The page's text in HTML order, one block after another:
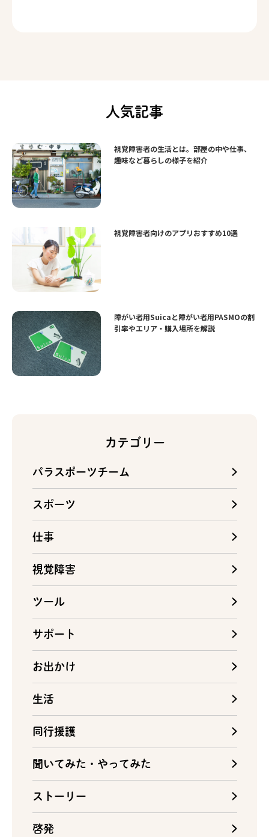
人気記事
視覚障害者の生活とは。部屋の中や仕事、
趣味など暮らしの様子を紹介
視覚障害者向けのアプリおすすめ10選
障がい者用Suicaと障がい者用PASMOの割
引率やエリア・購入場所を解説
カテゴリー
パラスポーツチーム
スポーツ
仕事
視覚障害
ツール
サポート
お出かけ
生活
同行援護
聞いてみた・やってみた
ストーリー
啓発